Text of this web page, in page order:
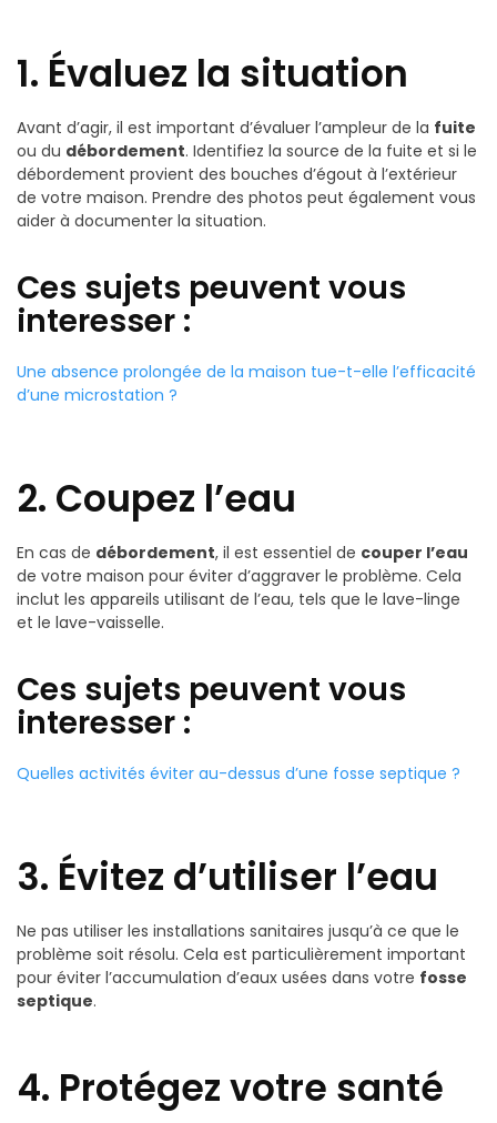
1. Évaluez la situation
Avant d’agir, il est important d’évaluer l’ampleur de la fuite
ou du débordement. Identifiez la source de la fuite et si le
débordement provient des bouches d’égout à l’extérieur
de votre maison. Prendre des photos peut également vous
aider à documenter la situation.
Ces sujets peuvent vous
interesser :
Une absence prolongée de la maison tue-t-elle l’efficacité
d’une microstation ?
2. Coupez l’eau
En cas de débordement, il est essentiel de couper l’eau
de votre maison pour éviter d’aggraver le problème. Cela
inclut les appareils utilisant de l’eau, tels que le lave-linge
et le lave-vaisselle.
Ces sujets peuvent vous
interesser :
Quelles activités éviter au-dessus d’une fosse septique ?
3. Évitez d’utiliser l’eau
Ne pas utiliser les installations sanitaires jusqu’à ce que le
problème soit résolu. Cela est particulièrement important
pour éviter l’accumulation d’eaux usées dans votre fosse
septique.
4. Protégez votre santé